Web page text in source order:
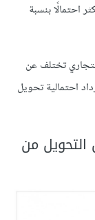
احتمالًا بنسبة
تختلف عن
احتمالية تحويل
التحويل من